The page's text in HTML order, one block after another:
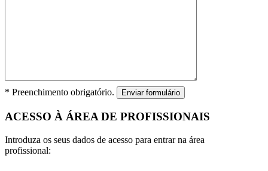
* Preenchimento obrigatório. Enviar formulário
ACESSO À ÁREA DE PROFISSIONAIS
Introduza os seus dados de acesso para entrar na área
profissional: